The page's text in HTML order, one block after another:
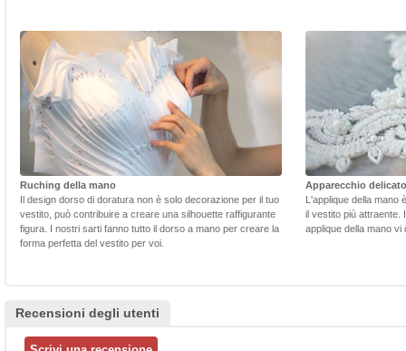
Ruching della mano
Il design dorso di doratura non è solo decorazione per il tuo
vestito, può contribuire a creare una silhouette raffigurante
figura. I nostri sarti fanno tutto il dorso a mano per creare la
forma perfetta del vestito per voi.
Apparecchio delicato
L'applique della mano
il vestito più attraente.
applique della mano
Recensioni degli utenti